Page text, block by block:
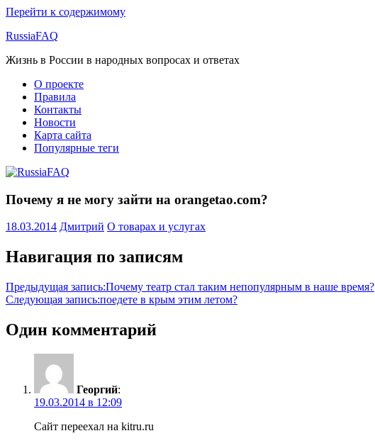
Перейти к содержимому
RussiaFAQ
Жизнь в России в народных вопросах и ответах
О проекте
Правила
Контакты
Новости
Карта сайта
Популярные теги
Почему я не могу зайти на orangetao.com?
18.03.2014 Дмитрий О товарах и услугах
Навигация по записям
Предыдущая запись:Почему театр стал таким непопулярным в наше время?
Следующая запись:поедете в крым этим летом?
Один комментарий
Георгий:
19.03.2014 в 12:09
Сайт переехал на kitru.ru